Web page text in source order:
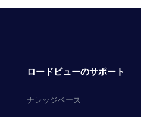
ロードビューのサポート
ナレッジベース